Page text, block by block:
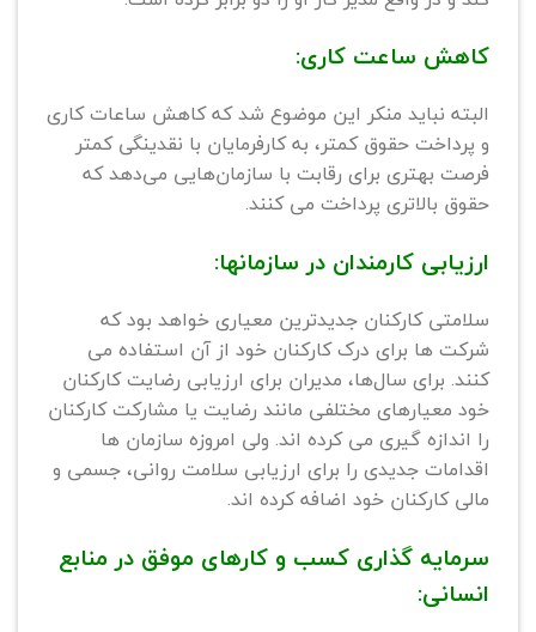
کاهش ساعت کاری:
البته نباید منکر این موضوع شد که کاهش ساعات کاری
و پرداخت حقوق کمتر، به کارفرمایان با نقدینگی کمتر
فرصت بهتری برای رقابت با سازمان‌هایی می‌دهد که
حقوق بالاتری پرداخت می کنند.
ارزیابی کارمندان در سازمانها:
سلامتی کارکنان جدیدترین معیاری خواهد بود که
شرکت ها برای درک کارکنان خود از آن استفاده می
کنند. برای سال‌ها، مدیران برای ارزیابی رضایت کارکنان
خود معیارهای مختلفی مانند رضایت یا مشارکت کارکنان
را اندازه گیری می کرده اند. ولی امروزه سازمان ها
اقدامات جدیدی را برای ارزیابی سلامت روانی، جسمی و
مالی کارکنان خود اضافه کرده اند.
سرمایه گذاری کسب و کارهای موفق در منابع
انسانی: